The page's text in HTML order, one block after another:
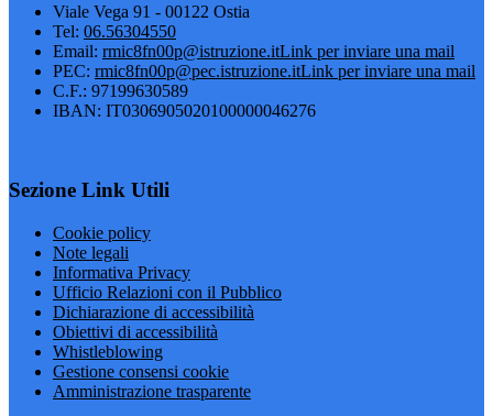
Viale Vega 91 - 00122 Ostia
Tel: 06.56304550
Email: rmic8fn00p@istruzione.itLink per inviare una mail
PEC: rmic8fn00p@pec.istruzione.itLink per inviare una mail
C.F.: 97199630589
IBAN: IT0306905020100000046276
Sezione Link Utili
Cookie policy
Note legali
Informativa Privacy
Ufficio Relazioni con il Pubblico
Dichiarazione di accessibilità
Obiettivi di accessibilità
Whistleblowing
Gestione consensi cookie
Amministrazione trasparente